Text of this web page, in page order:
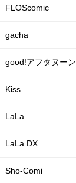
FLOScomic
gacha
good!アフタヌーン
Kiss
LaLa
LaLa DX
Sho-Comi